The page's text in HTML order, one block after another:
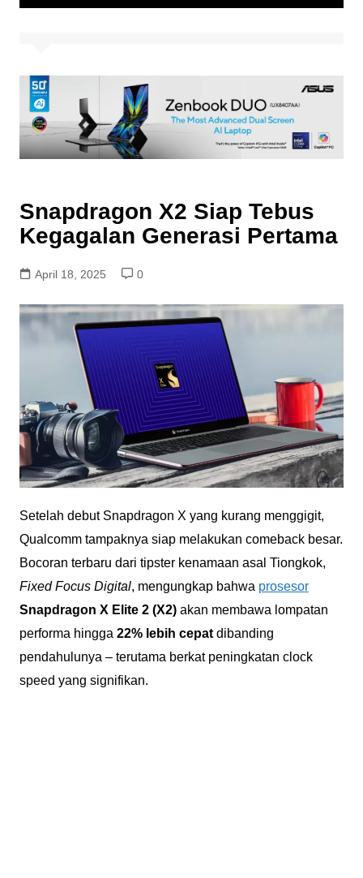
Snapdragon X2 Siap Tebus
Kegagalan Generasi Pertama
April 18, 2025 0
Setelah debut Snapdragon X yang kurang menggigit,
Qualcomm tampaknya siap melakukan comeback besar.
Bocoran terbaru dari tipster kenamaan asal Tiongkok,
Fixed Focus Digital, mengungkap bahwa prosesor
Snapdragon X Elite 2 (X2)akan membawa lompatan
performa hingga 22% lebih cepatdibanding
pendahulunya – terutama berkat peningkatan clock
speed yang signifikan.